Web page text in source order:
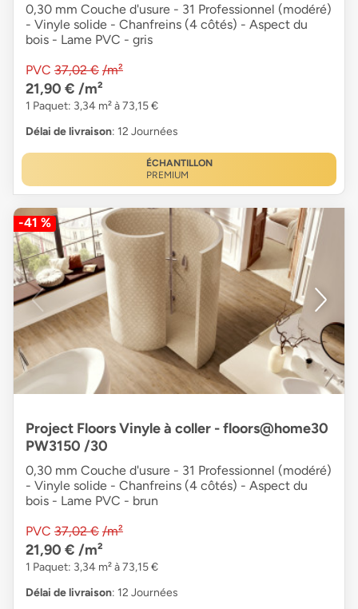
0,30 mm Couche d'usure - 31 Professionnel (modéré)
- Vinyle solide - Chanfreins (4 côtés) - Aspect du
bois - Lame PVC - gris
PVC 37,02 € /m²
21,90 € /m²
1 Paquet: 3,34 m² à 73,15 €
Délai de livraison: 12 Journées
ÉCHANTILLON
PREMIUM
-41 %
Project Floors Vinyle à coller - floors@home30
PW3150 /30
0,30 mm Couche d'usure - 31 Professionnel (modéré)
- Vinyle solide - Chanfreins (4 côtés) - Aspect du
bois - Lame PVC - brun
PVC 37,02 € /m²
21,90 € /m²
1 Paquet: 3,34 m² à 73,15 €
Délai de livraison: 12 Journées